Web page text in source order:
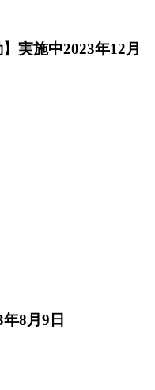
実施中2023年12月
年8月9日